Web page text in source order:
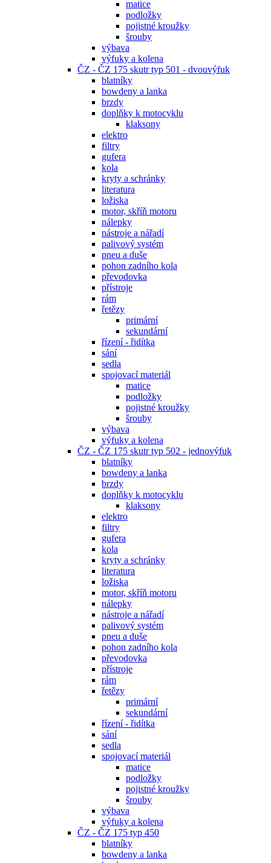
matice
podložky
pojistné kroužky
šrouby
výbava
výfuky a kolena
ČZ - ČZ 175 skutr typ 501 - dvouvýfuk
blatníky
bowdeny a lanka
brzdy
doplňky k motocyklu
klaksony
elektro
filtry
gufera
kola
kryty a schránky
literatura
ložiska
motor, skříň motoru
nálepky
nástroje a nářadí
palivový systém
pneu a duše
pohon zadního kola
převodovka
přístroje
rám
řetězy
primární
sekundární
řízení - řidítka
sání
sedla
spojovací materiál
matice
podložky
pojistné kroužky
šrouby
výbava
výfuky a kolena
ČZ - ČZ 175 skutr typ 502 - jednovýfuk
blatníky
bowdeny a lanka
brzdy
doplňky k motocyklu
klaksony
elektro
filtry
gufera
kola
kryty a schránky
literatura
ložiska
motor, skříň motoru
nálepky
nástroje a nářadí
palivový systém
pneu a duše
pohon zadního kola
převodovka
přístroje
rám
řetězy
primární
sekundární
řízení - řidítka
sání
sedla
spojovací materiál
matice
podložky
pojistné kroužky
šrouby
výbava
výfuky a kolena
ČZ - ČZ 175 typ 450
blatníky
bowdeny a lanka